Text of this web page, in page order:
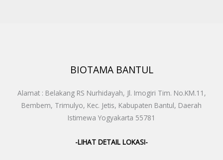
BIOTAMA BANTUL
Alamat : Belakang RS Nurhidayah, Jl. Imogiri Tim. No.KM.11,
Bembem, Trimulyo, Kec. Jetis, Kabupaten Bantul, Daerah
Istimewa Yogyakarta 55781
-LIHAT DETAIL LOKASI-